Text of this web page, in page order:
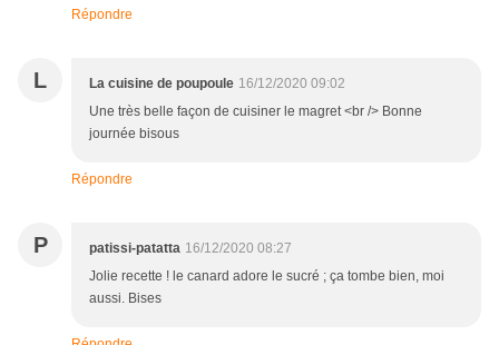
Répondre
L La cuisine de poupoule 16/12/2020 09:02
Une très belle façon de cuisiner le magret <br /> Bonne
journée bisous
Répondre
P patissi-patatta 16/12/2020 08:27
Jolie recette ! le canard adore le sucré ; ça tombe bien, moi
aussi. Bises